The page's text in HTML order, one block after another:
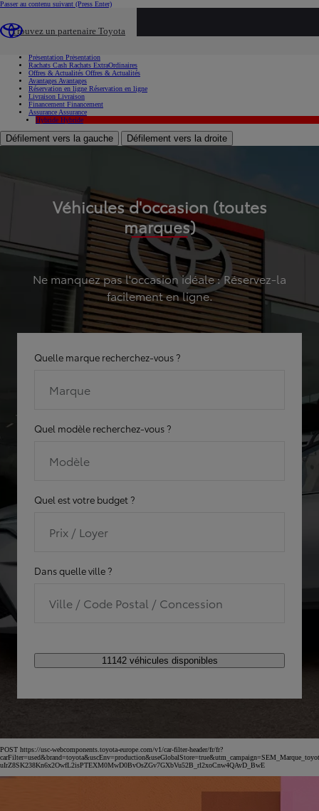
Passer au contenu suivant (Press Enter)
Trouvez un partenaire Toyota
Présentation Présentation
Rachats Cash Rachats ExtraOrdinaires
Offres & Actualités Offres & Actualités
Avantages Avantages
Réservation en ligne Réservation en ligne
Livraison Livraison
Financement Financement
Assurance Assurance
Hybride Hybride
Défilement vers la gauche Défilement vers la droite
Véhicules d'occasion (toutes
marques)
Ne manquez pas l'occasion idéale : Réservez-la
facilement en ligne.
Quelle marque recherchez-vous ?
Marque
Quel modèle recherchez-vous ?
Modèle
Quel est votre budget ?
Prix / Loyer
Dans quelle ville ?
Ville / Code Postal / Concession
11142 véhicules disponibles
POST https://usc-webcomponents.toyota-europe.com/v1/car-filter-header/fr/fr?
uIrZ8SK238Kn6x2OwfL2isPTEXM0MwD0BvOsZGv7GXbVu52B_rl2xoCnw4QAvD_BwE